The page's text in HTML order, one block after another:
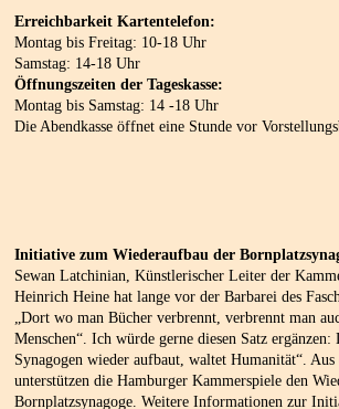
Erreichbarkeit Kartentelefon:
Montag bis Freitag: 10-18 Uhr
Samstag: 14-18 Uhr
Öffnungszeiten der Tageskasse:
Montag bis Samstag: 14 -18 Uhr
Die Abendkasse öffnet eine Stunde vor
Initiative zum Wiederaufbau der
Sewan Latchinian, Künstlerischer Leiter der
Heinrich Heine hat lange vor der Barbarei des
„Dort wo man Bücher verbrennt, verbrennt man
Menschen“. Ich würde gerne diesen Satz
Synagogen wieder aufbaut, waltet Humanität“. Aus
unterstützen die Hamburger Kammerspiele den
Bornplatzsynagoge. Weitere Informationen zur